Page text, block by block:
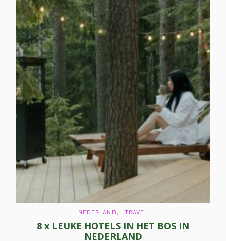
C
T
E
G
NEDERLAND TRAVEL
8 x LEUKE HOTELS IN HET BOS IN
NEDERLAND